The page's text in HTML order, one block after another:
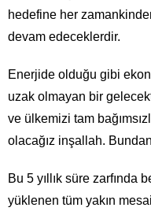
hedefine her
devam edeceklerdir.
Enerjide olduğu gibi
uzak olmayan bir
ve ülkemizi tam
olacağız inşallah.
Bu 5 yıllık süre zarfında
yüklenen tüm yakın